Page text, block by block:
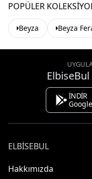
POPÜLER
Beyza Beyza
İNDİR
ELBISEBUL
Hakkımızda